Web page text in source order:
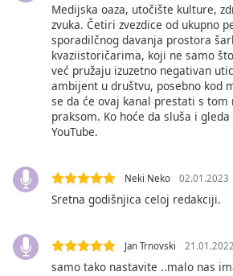
Beginning
the
window.
Color
Medijska oaza, utočište kulture,
zvuka. Četiri zvezdice od ukupno
sporadilčnog davanja prostora
kvaziistoričarima, koji ne samo
već pružaju izuzetno negativan
ambijent u društvu, posebno kod
se da će ovaj kanal prestati s tom
praksom. Ko hoće da sluša i
YouTube.
Neki Neko 02.01.2023
Sretna godišnjica celoj redakciji.
Jan Trnovski 21.01.2022
samo tako nastavite ..malo nas